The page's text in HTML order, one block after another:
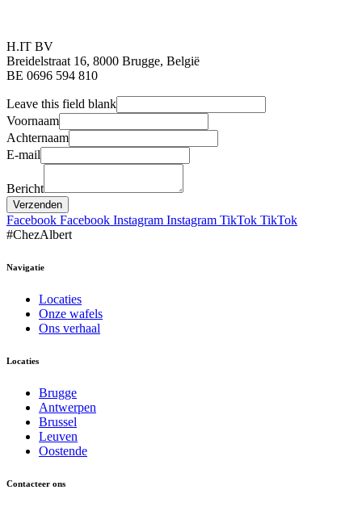
H.IT BV
Breidelstraat 16, 8000 Brugge, België
BE 0696 594 810
Leave this field blank
Voornaam
Achternaam
E-mail
Bericht
Verzenden
Facebook Facebook Instagram Instagram TikTok TikTok
#ChezAlbert
Navigatie
Locaties
Onze wafels
Ons verhaal
Locaties
Brugge
Antwerpen
Brussel
Leuven
Oostende
Contacteer ons